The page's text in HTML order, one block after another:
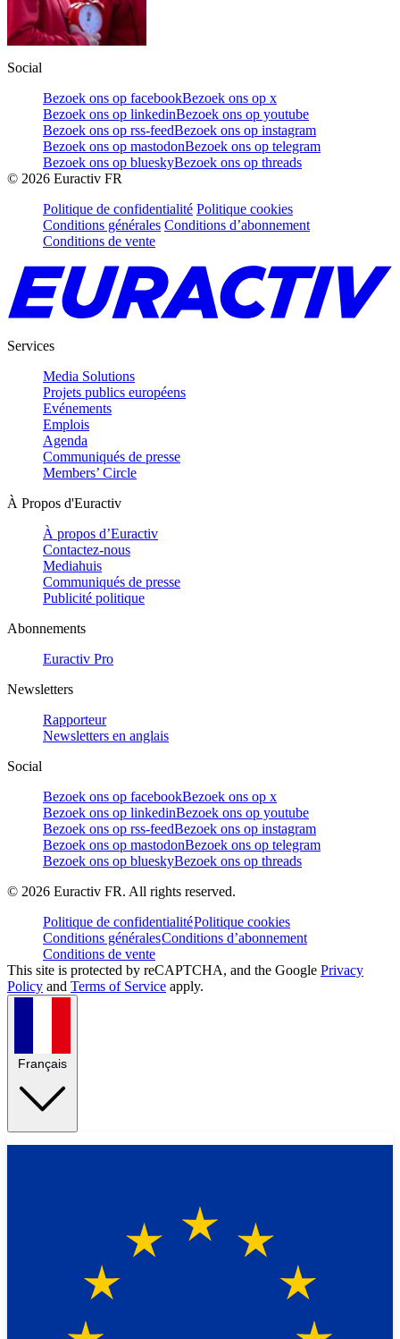
Social
Bezoek ons op facebookBezoek ons op x
Bezoek ons op linkedinBezoek ons op youtube
Bezoek ons op rss-feedBezoek ons op instagram
Bezoek ons op mastodonBezoek ons op telegram
Bezoek ons op blueskyBezoek ons op threads
© 2026 Euractiv FR
Politique de confidentialité Politique cookies
Conditions générales Conditions d’abonnement
Conditions de vente
Services
Media Solutions
Projets publics européens
Evénements
Emplois
Agenda
Communiqués de presse
Members’ Circle
À Propos d'Euractiv
À propos d’Euractiv
Contactez-nous
Mediahuis
Communiqués de presse
Publicité politique
Abonnements
Euractiv Pro
Newsletters
Rapporteur
Newsletters en anglais
Social
Bezoek ons op facebookBezoek ons op x
Bezoek ons op linkedinBezoek ons op youtube
Bezoek ons op rss-feedBezoek ons op instagram
Bezoek ons op mastodonBezoek ons op telegram
Bezoek ons op blueskyBezoek ons op threads
© 2026 Euractiv FR. All rights reserved.
Politique de confidentialitéPolitique cookies
Conditions généralesConditions d’abonnement
Conditions de vente
This site is protected by reCAPTCHA, and the Google Privacy
Policy and Terms of Service apply.
Français